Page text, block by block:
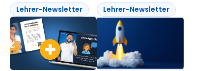
Lehrer-Newsletter Lehrer-Newsletter